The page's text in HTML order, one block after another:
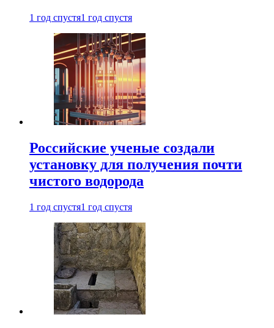
1 год спустя1 год спустя
Российские ученые создали
установку для получения почти
чистого водорода
1 год спустя1 год спустя